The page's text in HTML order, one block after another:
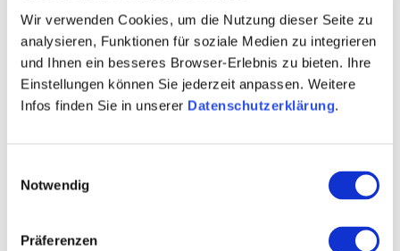
Wir verwenden Cookies, um die Nutzung dieser Seite zu
analysieren, Funktionen für soziale Medien zu integrieren
und Ihnen ein besseres Browser-Erlebnis zu bieten. Ihre
Einstellungen können Sie jederzeit anpassen. Weitere
Infos finden Sie in unserer Datenschutzerklärung.
Notwendig
Präferenzen